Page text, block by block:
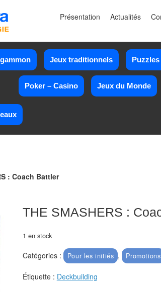
Présentation Actualités
Jeux traditionnels Puzzles
Poker – Casino Jeux du Monde
: Coach Battler
THE SMASHERS :
1 en stock
Catégories : Pour les initiés , Promotions
Étiquette : Deckbuilding